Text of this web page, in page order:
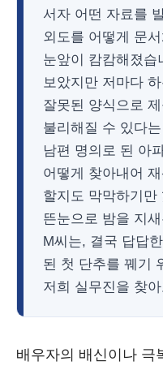
서자 어떤 자료를
외도를 어떻게 문
눈앞이 캄캄해졌습
보았지만 저마다
잘못된 양식으로
불리해질 수 있다
남편 명의로 된 아
어떻게 찾아내어
할지도 막막하기
뜬눈으로 밤을 지
M씨는, 결국 답답
된 첫 단추를 꿰기
저희 실무진을 찾
배우자의 배신이나 극